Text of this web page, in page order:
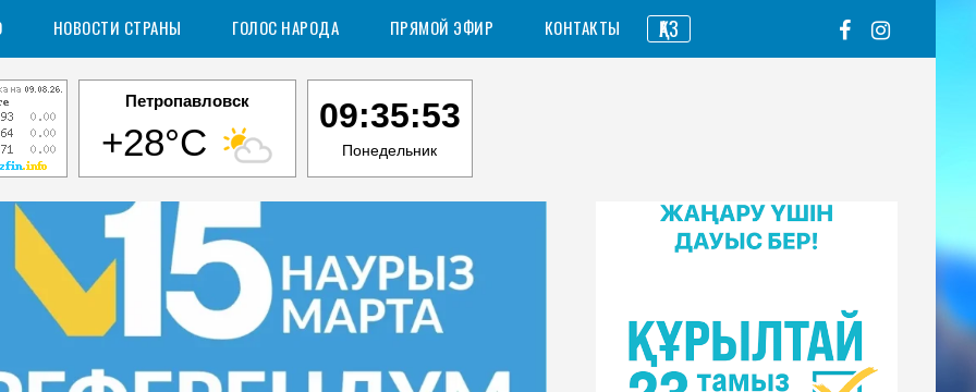
НОВОСТИ СТРАНЫ ГОЛОС НАРОДА ПРЯМОЙ ЭФИР КОНТАКТЫ ҚАЗ
Петропавловск
+28°C
09:35:54
Понедельник